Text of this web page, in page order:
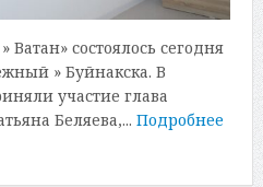
Ватан» состоялось сегодня
» Буйнакска. В
участие глава
Беляева,... Подробнее